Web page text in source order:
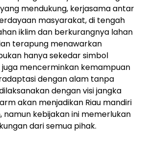
mendukung, kerjasama antar
masyarakat, di tengah
iklim dan berkurangnya lahan
terapung menawarkan
hanya sekedar simbol
juga mencerminkan kemampuan
dengan alam tanpa
dengan visi jangka
akan menjadikan Riau mandiri
namun kebijakan ini memerlukan
dari semua pihak.